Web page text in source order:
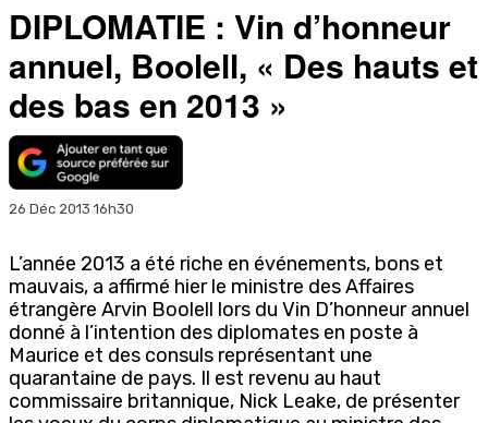
DIPLOMATIE : Vin d’honneur
annuel, Boolell, « Des hauts et
des bas en 2013 »
26 Déc 2013 16h30
L’année 2013 a été riche en événements, bons et
mauvais, a affirmé hier le ministre des Affaires
étrangère Arvin Boolell lors du Vin D’honneur annuel
donné à l’intention des diplomates en poste à
Maurice et des consuls représentant une
quarantaine de pays. Il est revenu au haut
commissaire britannique, Nick Leake, de présenter